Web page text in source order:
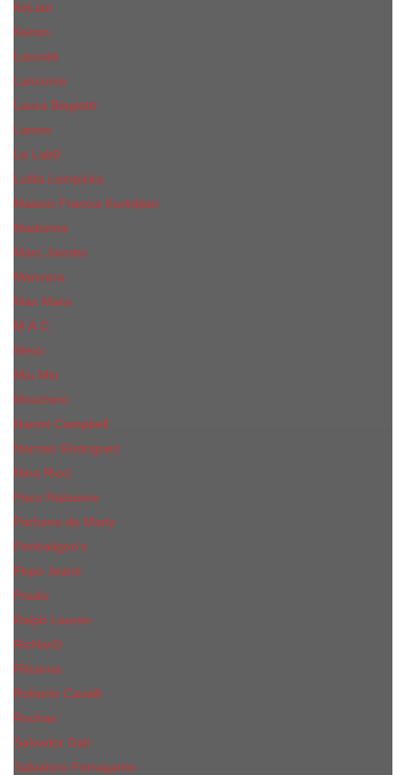
КиLian
Kenzo
Lacoste
Lancome
Laura Biagiotti
Lanvin
Lе Lab0
Lolita Lempicka
Maison Francis Kurkdjian
Madonna
Marc Jacobs
Mancera
Max Mara
M.А.C.
Mexx
Miu Miu
Mоsсhino
Naomi Campbell
Narciso Rodriguez
Nina Ricci
Paco Rabanne
Parfums de Marly
Penhaligon's
Pepe Jeans
Prada
Ralph Lauren
RicHarD
Rihanna
Roberto Cavalli
Rochas
Salvador Dali
Salvatore Ferragamo